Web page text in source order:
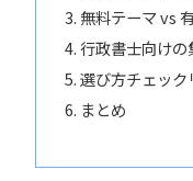
無料テーマ vs
行政書士向け
選び方チェック
まとめ